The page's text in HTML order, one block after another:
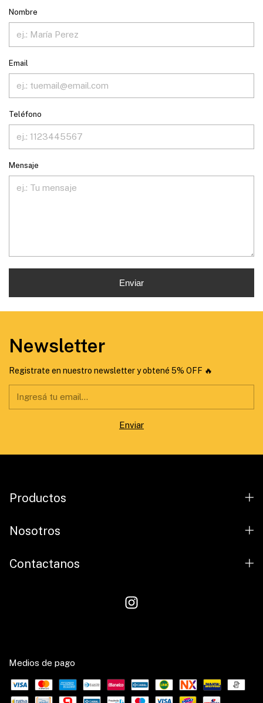
Nombre
Email
Teléfono
Mensaje
Enviar
Newsletter
Registrate en nuestro newsletter y obtené 5% OFF 🔥
Productos
Nosotros
Contactanos
Medios de pago